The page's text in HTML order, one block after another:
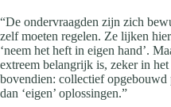
“De ondervraagden zijn zich
zelf moeten regelen. Ze lijken
‘neem het heft in eigen hand’.
extreem belangrijk is, zeker in
bovendien: collectief opgebouwd
dan ‘eigen’ oplossingen.”